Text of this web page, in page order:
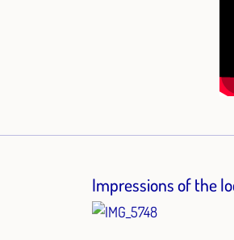
Impressions of the